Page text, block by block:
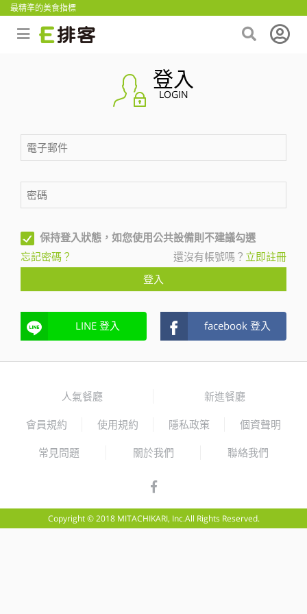
最精準的美食指標
登入
LOGIN
保持登入狀態，如您使用公共設備則不建議勾選
忘記密碼？
還沒有帳號嗎？ 立即註冊
登入
LINE 登入 facebook 登入
人氣餐廳 新進餐廳
會員規約 使用規約 隱私政策 個資聲明
常見問題 關於我們 聯絡我們
Copyright © 2018 MITACHIKARI, Inc.All Rights Reserved.